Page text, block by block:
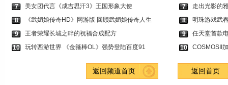
7
美女团代言《成吉思汗3》王国形象大使
8
《武媚娘传奇HD》网游版 回顾武媚娘传奇人生
9
王者荣耀长城之畔的祝福合成配方
10
玩转西游世界 《金箍棒OL》强势登陆百度91
7
走出光影的
8
明珠游戏武
9
任天堂首款
10
COSMOSII
返回频道首页 返回首页